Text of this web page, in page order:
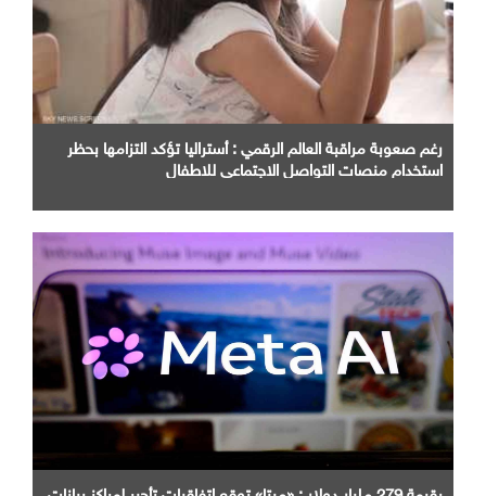
رغم صعوبة مراقبة العالم الرقمي : أستراليا تؤكد التزامها بحظر
استخدام منصات التواصل الاجتماعي للاطفال